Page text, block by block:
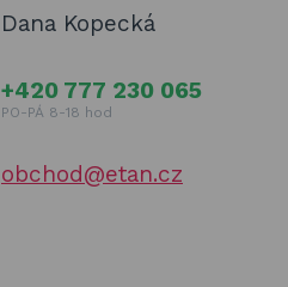
Dana Kopecká
+420 777 230 065
PO-PÁ 8-18 hod
obchod@etan.cz